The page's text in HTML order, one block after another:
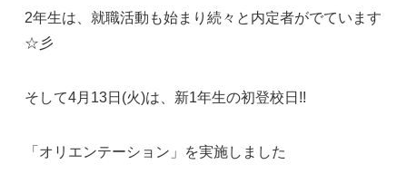
2年生は、就職活動も始まり続々と内定者がでています
☆彡
そして4月13日(火)は、新1年生の初登校日!!
「オリエンテーション」を実施しました